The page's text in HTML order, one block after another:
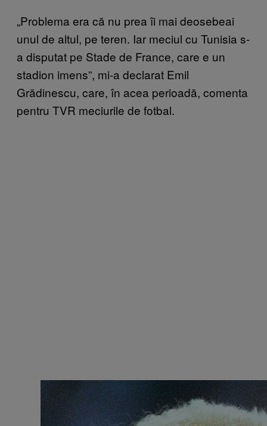
„Problema era că nu prea îi mai deosebeai
unul de altul, pe teren. Iar meciul cu Tunisia s-
a disputat pe Stade de France, care e un
stadion imens”, mi-a declarat Emil
Grădinescu, care, în acea perioadă, comenta
pentru TVR meciurile de fotbal.